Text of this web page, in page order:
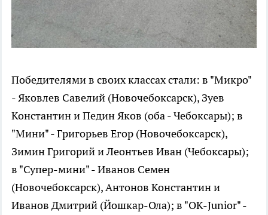
Победителями в своих классах стали: в "Микро"
- Яковлев Савелий (Новочебоксарск), Зуев
Константин и Педин Яков (оба - Чебоксары); в
"Мини" - Григорьев Егор (Новочебоксарск),
Зимин Григорий и Леонтьев Иван (Чебоксары);
в "Супер-мини" - Иванов Семен
(Новочебоксарск), Антонов Константин и
Иванов Дмитрий (Йошкар-Ола); в "OK-Junior" -